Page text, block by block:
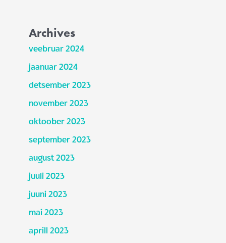
Archives
veebruar 2024
jaanuar 2024
detsember 2023
november 2023
oktoober 2023
september 2023
august 2023
juuli 2023
juuni 2023
mai 2023
aprill 2023